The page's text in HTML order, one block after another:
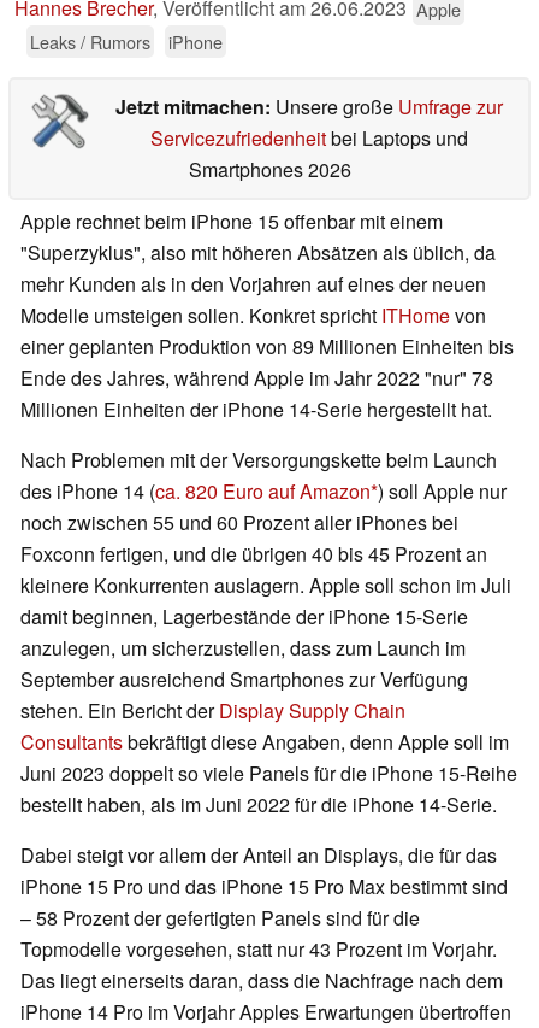
Hannes Brecher, Veröffentlicht am26.06.2023 Apple
Leaks / Rumors
iPhone
Jetzt mitmachen: Unsere große Umfrage zur
Servicezufriedenheitbei Laptops und
Smartphones 2026
Apple rechnet beim iPhone 15 offenbar mit einem
"Superzyklus", also mit höheren Absätzen als üblich, da
mehr Kunden als in den Vorjahren auf eines der neuen
Modelle umsteigen sollen. Konkret spricht ITHomevon
einer geplanten Produktion von 89 Millionen Einheiten bis
Ende des Jahres, während Apple im Jahr 2022 "nur" 78
Millionen Einheiten der iPhone 14-Serie hergestellt hat.
Nach Problemen mit der Versorgungskette beim Launch
des iPhone 14 (ca. 820 Euro auf Amazon ) soll Apple nur
noch zwischen 55 und 60 Prozent aller iPhones bei
Foxconn fertigen, und die übrigen 40 bis 45 Prozent an
kleinere Konkurrenten auslagern. Apple soll schon im Juli
damit beginnen, Lagerbestände der iPhone 15-Serie
anzulegen, um sicherzustellen, dass zum Launch im
September ausreichend Smartphones zur Verfügung
stehen. Ein Bericht derDisplay Supply Chain
Consultantsbekräftigt diese Angaben, denn Apple soll im
Juni 2023 doppelt so viele Panels für die iPhone 15-Reihe
bestellt haben, als im Juni 2022 für die iPhone 14-Serie.
Dabei steigt vor allem der Anteil an Displays, die für das
iPhone 15 Pro und das iPhone 15 Pro Max bestimmt sind
– 58 Prozent der gefertigten Panels sind für die
Topmodelle vorgesehen, statt nur 43 Prozent im Vorjahr.
Das liegt einerseits daran, dass die Nachfrage nach dem
iPhone 14 Pro im Vorjahr Apples Erwartungen übertroffen